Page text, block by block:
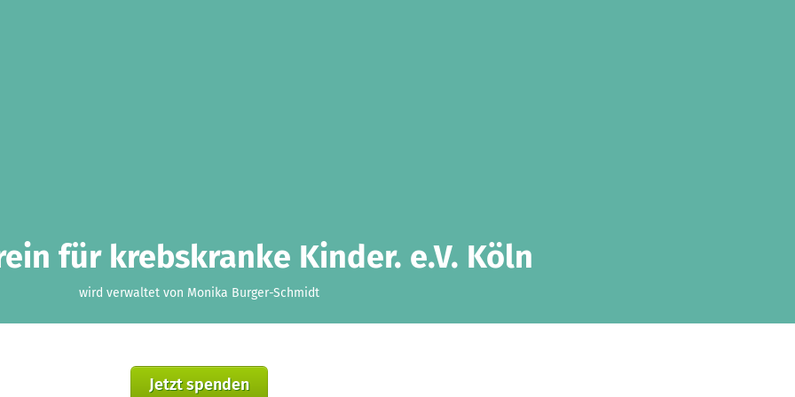
für krebskranke Kinder. e.V. Köln
wird verwaltet von Monika Burger-Schmidt
Jetzt spenden